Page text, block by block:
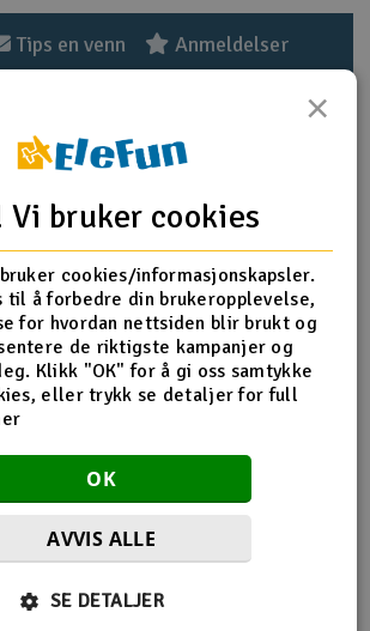
lek & hobby
& elkjøretøy
& tilbehør
Tips en venn Anmeldelser
Sport V2.
alloy material and CNC processed
V2 Carbon Main Frame(U)
Main Frame(L) set(H45148)
holder x 2
x 2(5x11x5mm)
head screw x 6(M2x5mm)
Reservedeler Align T-Rex 450 Sport
Bearing Block
×
Vi bruker cookies
cookies/informasjonskapsler.
til å forbedre din brukeropplevelse,
for hvordan nettsiden blir brukt og
de riktigste kampanjer og
Klikk "OK" for å gi oss samtykke
eller trykk se detaljer for full
OK
AVVIS ALLE
SE DETALJER